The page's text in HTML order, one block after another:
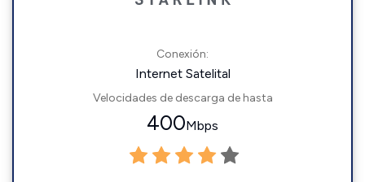
Conexión:
Internet Satelital
Velocidades de descarga de hasta
400Mbps